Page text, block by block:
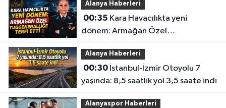
Alanya Haberleri
00:35
dönem: Armağan Özel
Tuğgeneralliğe terfi etti
Alanya Haberleri
00:30İstanbul-İzmir Otoyolu 7
yaşında: 8,5 saatlik yol 3,5 saate indi
Alanyaspor Haberleri